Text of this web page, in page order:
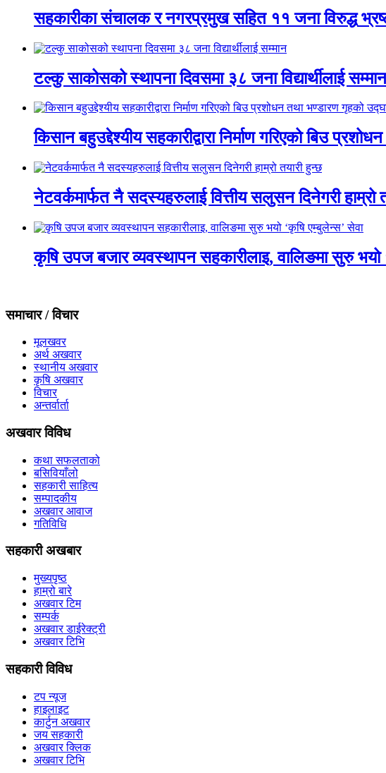
सहकारीका संचालक र नगरप्रमुख सहित ११ जना विरुद्ध
टल्कु साकोसको स्थापना दिवसमा ३८ जना विद्यार्थीलाई सम्मान
किसान बहुउद्देश्यीय सहकारीद्वारा निर्माण गरिएको बिउ
नेटवर्कमार्फत नै सदस्यहरुलाई वित्तीय सलुसन दिनेगरी हाम्रो
कृषि उपज बजार व्यवस्थापन सहकारीलाइ, वालिङमा सुरु भयो
समाचार / विचार
मूलखवर
अर्थ अखवार
स्थानीय अखवार
कृषि अखवार
विचार
अन्तर्वार्ता
अखवार विविध
कथा सफलताको
बसिवियाँलो
सहकारी साहित्य
सम्पादकीय
अखवार आवाज
गतिविधि
सहकारी अखबार
मुख्यपृष्ठ
हाम्रो बारे
अखवार टिम
सम्पर्क
अखवार डाईरेक्ट्री
अखवार टिभि
सहकारी विविध
टप न्यूज
हाइलाइट
कार्टुन अखवार
जय सहकारी
अखवार क्लिक
अखवार टिभि